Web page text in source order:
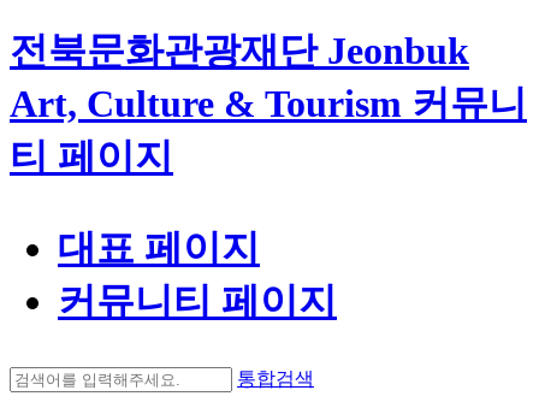
전북문화관광재단 Jeonbuk
Art, Culture & Tourism 커뮤니
티 페이지
대표 페이지
커뮤니티 페이지
통합검색